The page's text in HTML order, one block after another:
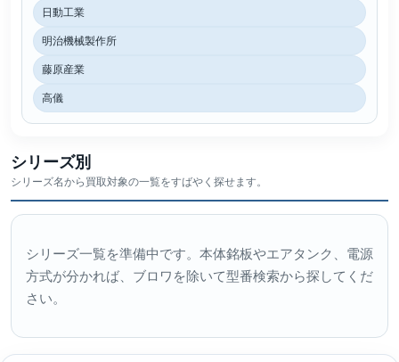
日動工業
明治機械製作所
藤原産業
高儀
シリーズ別
シリーズ名から買取対象の一覧をすばやく探せます。
シリーズ一覧を準備中です。本体銘板やエアタンク、電源
方式が分かれば、ブロワを除いて型番検索から探してくだ
さい。